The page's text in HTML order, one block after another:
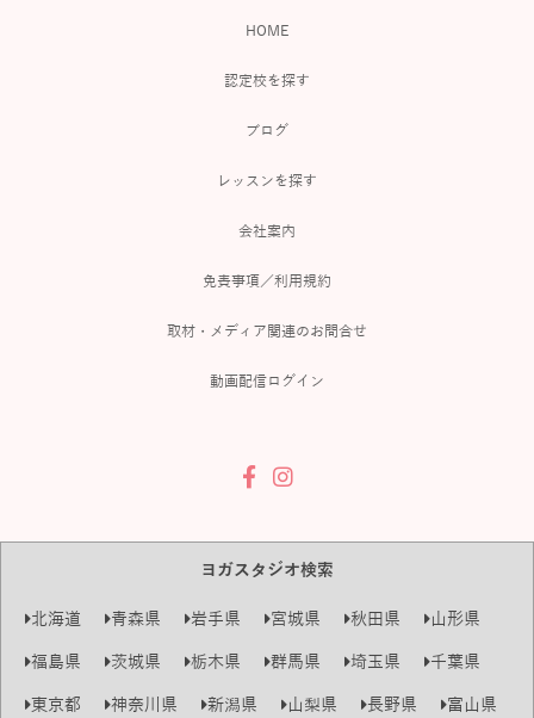
HOME
認定校を探す
ブログ
レッスンを探す
会社案内
免責事項／利用規約
取材・メディア関連のお問合せ
動画配信ログイン
ヨガスタジオ検索
北海道 青森県 岩手県 宮城県 秋田県
山形県
福島県
茨城県 栃木県 群馬県 埼玉県
千葉県
東京都
神奈川県 新潟県 山梨県 長野県 富山県